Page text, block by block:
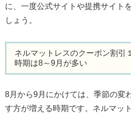
に、一度公式サイトや提携サイト
しょう。
ネルマットレスのクーポン割引
時期は8～9月が多い
8月から9月にかけては、季節の変
す方が増える時期です。ネルマッ